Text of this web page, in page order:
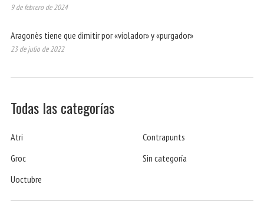
9 de febrero de 2024
Aragonès tiene que dimitir por «violador» y «purgador»
23 de julio de 2022
Todas las categorías
Atri
Contrapunts
Groc
Sin categoría
Uoctubre